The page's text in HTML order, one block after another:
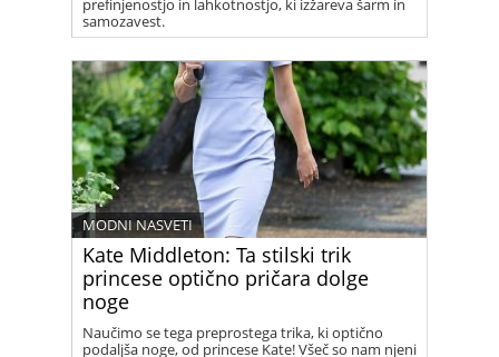
prefinjenostjo in lahkotnostjo, ki izžareva šarm in
samozavest.
Kate Middleton: Ta stilski trik
princese optično pričara dolge
noge
MODNI NASVETI
Naučimo se tega preprostega trika, ki optično
podaljša noge, od princese Kate! Všeč so nam njeni